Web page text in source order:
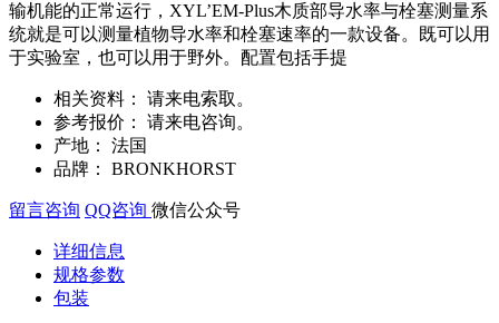
输机能的正常运行，XYL’EM-Plus木质部导水率与栓塞测量系
统就是可以测量植物导水率和栓塞速率的一款设备。既可以用
于实验室，也可以用于野外。配置包括手提
相关资料：
请来电索取。
参考报价：
请来电咨询。
产地：
法国
品牌：
BRONKHORST
留言咨询 QQ咨询 微信公众号
详细信息
规格参数
包装